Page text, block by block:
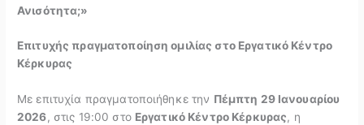
Ανισότητα;»
Επιτυχής πραγματοποίηση ομιλίας στο Εργατικό Κέντρο
Κέρκυρας
Με επιτυχία πραγματοποιήθηκε την Πέμπτη 29 Ιανουαρίου
2026, στις 19:00 στο Εργατικό Κέντρο Κέρκυρας, η